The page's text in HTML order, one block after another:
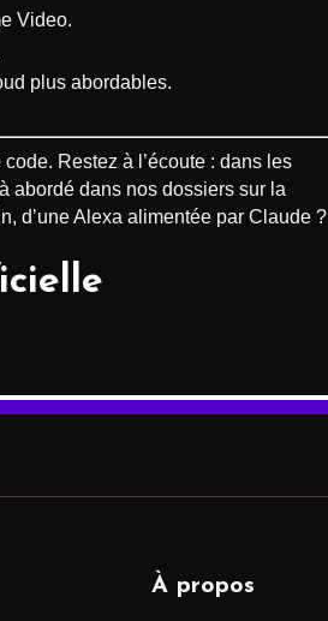
Video.
plus abordables.
Restez à l’écoute : dans les
abordé dans nos dossiers sur la
d’une Alexa alimentée par Claude ?
À propos